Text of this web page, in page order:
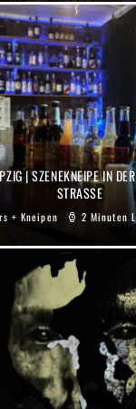
| SZENEKNEIPE IN
STRASSE
+ Kneipen 2 Minuten